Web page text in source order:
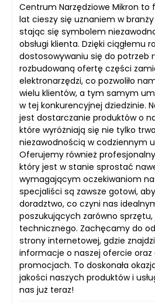
Centrum Narzędziowe Mikron to
lat cieszy się uznaniem w
stając się symbolem
obsługi klienta. Dzięki ciągłemu
dostosowywaniu się do potrzeb
rozbudowaną ofertę części
elektronarzędzi, co pozwoliło
wielu klientów, a tym samym
w tej konkurencyjnej dziedzinie.
jest dostarczanie produktów o
które wyróżniają się nie tylko
niezawodnością w codziennym
Oferujemy również
który jest w stanie sprostać
wymagającym oczekiwaniom
specjaliści są zawsze gotowi,
doradztwo, co czyni nas
poszukujących zarówno sprzętu,
technicznego. Zachęcamy do
strony internetowej, gdzie
informacje o naszej ofercie oraz
promocjach. To doskonała
jakości naszych produktów i
nas już teraz!